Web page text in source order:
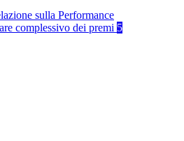
sulla Performance
complessivo dei premi 5